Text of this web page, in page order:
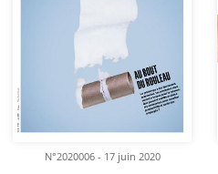
N°2020006 - 17 juin 2020